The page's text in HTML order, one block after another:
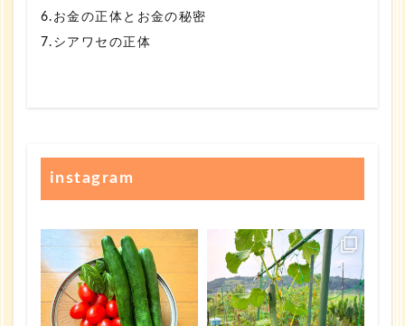
6.お金の正体とお金の秘密
7.シアワセの正体
instagram